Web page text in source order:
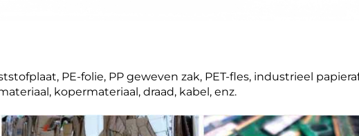
PE-folie, PP geweven zak, PET-fles, industrieel
kopermateriaal, draad, kabel, enz.